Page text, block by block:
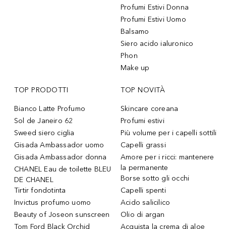
Profumi Estivi Donna
Profumi Estivi Uomo
Balsamo
Siero acido ialuronico
Phon
Make up
TOP PRODOTTI
Bianco Latte Profumo
Sol de Janeiro 62
Sweed siero ciglia
Gisada Ambassador uomo
Gisada Ambassador donna
CHANEL Eau de toilette BLEU
DE CHANEL
Tirtir fondotinta
Invictus profumo uomo
Beauty of Joseon sunscreen
Tom Ford Black Orchid
TOP NOVITÀ
Skincare coreana
Profumi estivi
Più volume per i capelli sottili
Capelli grassi
Amore per i ricci: mantenere
la permanente
Borse sotto gli occhi
Capelli spenti
Acido salicilico
Olio di argan
Acquista la crema di aloe